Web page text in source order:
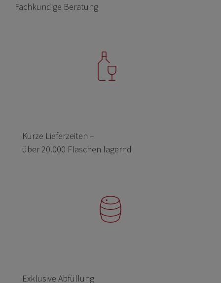
Fachkundige Beratung
Kurze Lieferzeiten –
über 20.000 Flaschen lagernd
Exklusive Abfüllung